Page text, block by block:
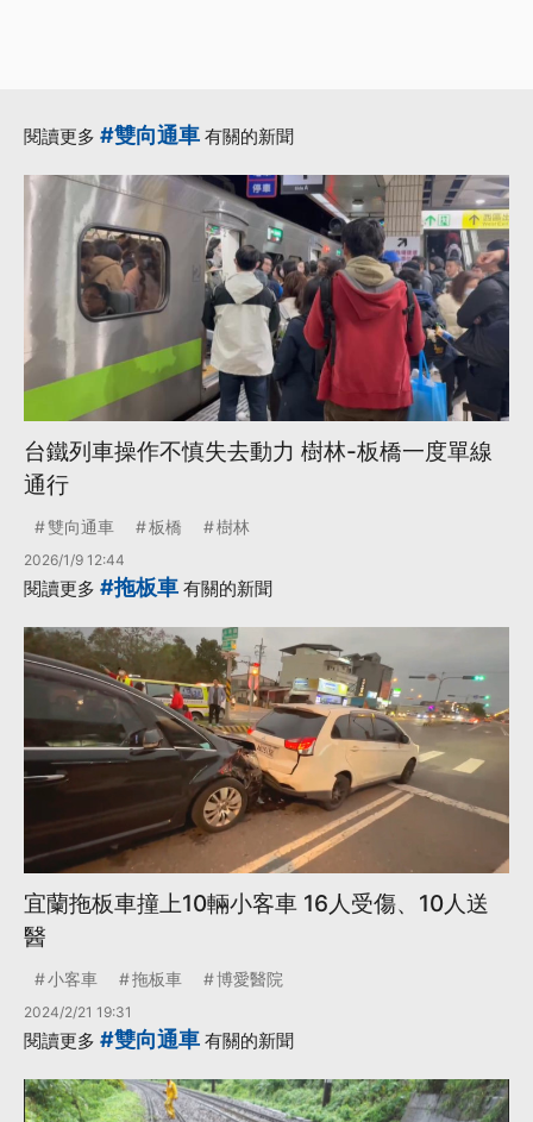
閱讀更多 #雙向通車 有關的新聞
台鐵列車操作不慎失去動力 樹林-板橋一度單線
通行
雙向通車 板橋 樹林
2026/1/9 12:44
閱讀更多 #拖板車 有關的新聞
宜蘭拖板車撞上10輛小客車 16人受傷、10人送
醫
小客車 拖板車 博愛醫院
2024/2/21 19:31
閱讀更多 #雙向通車 有關的新聞